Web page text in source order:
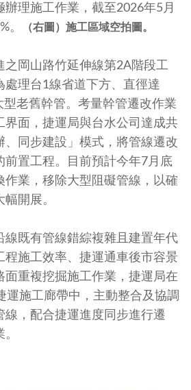
辦理施工作業，截至2026年5月
。
（右圖）施工區域空拍圖。
之岡山路竹延伸線第2A階段工
處理台1線省道下方、直徑達
老舊幹管。考量幹管遷改作業
界面，捷運局與台水公司達成共
、同步建設」模式，將管線遷改
前置工程。目前預計今年7月底
作業，移除大型阻礙管線，以確
開展。
線既有管線錯綜複雜且建置年代
程施工效率、捷運通車後市容景
面重複挖掘施工作業，捷運局在
運施工廊帶中，主動整合及協調
線，配合捷運進度同步進行遷